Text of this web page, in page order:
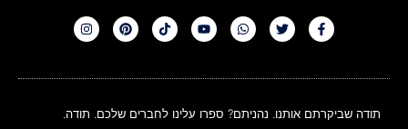
תודה שביקרתם אותנו. נהניתם? ספרו עלינו לחברים שלכם. תודה.